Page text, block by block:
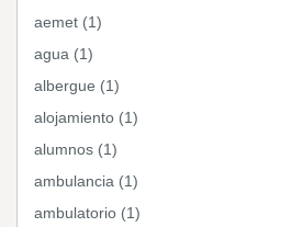
aemet (1)
agua (1)
albergue (1)
alojamiento (1)
alumnos (1)
ambulancia (1)
ambulatorio (1)